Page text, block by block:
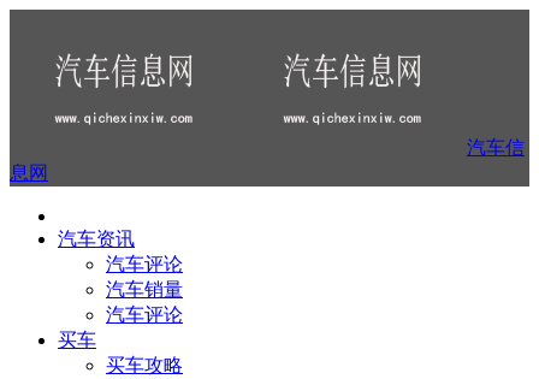
汽车信
息网
汽车资讯
汽车评论
汽车销量
汽车评论
买车
买车攻略